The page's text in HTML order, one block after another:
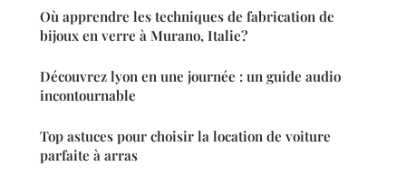
Où apprendre les techniques de fabrication de
bijoux en verre à Murano, Italie?
Découvrez lyon en une journée : un guide audio
incontournable
Top astuces pour choisir la location de voiture
parfaite à arras